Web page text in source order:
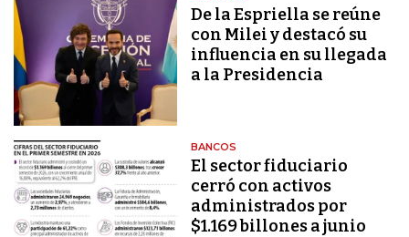
De la Espriella se reúne
con Milei y destacó su
influencia en su llegada
a la Presidencia
BANCOS
El sector fiduciario
cerró con activos
administrados por
$1.169 billones a junio